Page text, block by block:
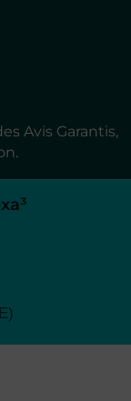
Avis Garantis,
.